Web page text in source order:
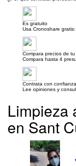
Es gratuito
Usa Cronoshare
Compara precios de tu
Compara hasta 4
Contrata con confianza
Lee opiniones y
Limpieza
en Sant